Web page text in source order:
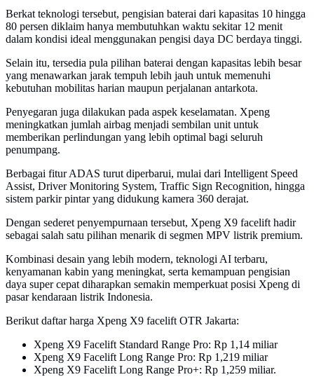
Berkat teknologi tersebut, pengisian baterai dari kapasitas 10 hingga
80 persen diklaim hanya membutuhkan waktu sekitar 12 menit
dalam kondisi ideal menggunakan pengisi daya DC berdaya tinggi.
Selain itu, tersedia pula pilihan baterai dengan kapasitas lebih besar
yang menawarkan jarak tempuh lebih jauh untuk memenuhi
kebutuhan mobilitas harian maupun perjalanan antarkota.
Penyegaran juga dilakukan pada aspek keselamatan. Xpeng
meningkatkan jumlah airbag menjadi sembilan unit untuk
memberikan perlindungan yang lebih optimal bagi seluruh
penumpang.
Berbagai fitur ADAS turut diperbarui, mulai dari Intelligent Speed
Assist, Driver Monitoring System, Traffic Sign Recognition, hingga
sistem parkir pintar yang didukung kamera 360 derajat.
Dengan sederet penyempurnaan tersebut, Xpeng X9 facelift hadir
sebagai salah satu pilihan menarik di segmen MPV listrik premium.
Kombinasi desain yang lebih modern, teknologi AI terbaru,
kenyamanan kabin yang meningkat, serta kemampuan pengisian
daya super cepat diharapkan semakin memperkuat posisi Xpeng di
pasar kendaraan listrik Indonesia.
Berikut daftar harga Xpeng X9 facelift OTR Jakarta:
Xpeng X9 Facelift Standard Range Pro: Rp 1,14 miliar
Xpeng X9 Facelift Long Range Pro: Rp 1,219 miliar
Xpeng X9 Facelift Long Range Pro+: Rp 1,259 miliar.